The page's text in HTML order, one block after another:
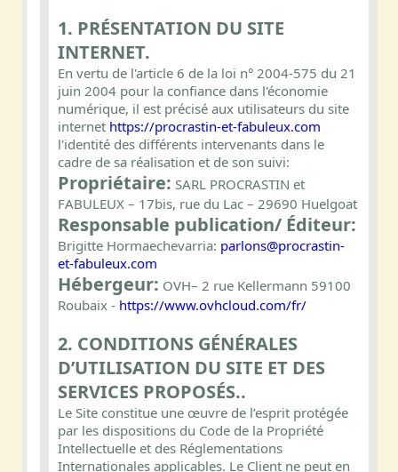
1. PRÉSENTATION DU SITE
INTERNET.
En vertu de l'article 6 de la loi n° 2004-575 du 21
juin 2004 pour la confiance dans l'économie
numérique, il est précisé aux utilisateurs du site
internet https://procrastin-et-fabuleux.com
l'identité des différents intervenants dans le
cadre de sa réalisation et de son suivi:
Propriétaire: SARL PROCRASTIN et
FABULEUX – 17bis, rue du Lac – 29690 Huelgoat
Responsable publication/ Éditeur:
Brigitte Hormaechevarria: parlons@procrastin-
et-fabuleux.com
Hébergeur: OVH– 2 rue Kellermann 59100
Roubaix - https://www.ovhcloud.com/fr/
2. CONDITIONS GÉNÉRALES
D’UTILISATION DU SITE ET DES
SERVICES PROPOSÉS..
Le Site constitue une œuvre de l’esprit protégée
par les dispositions du Code de la Propriété
Intellectuelle et des Réglementations
Internationales applicables. Le Client ne peut en